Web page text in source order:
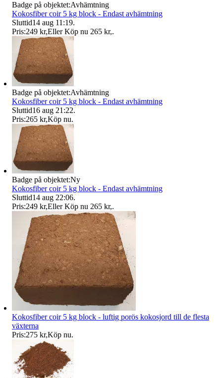
Badge på objektet:Avhämtning
Kokosfiber coir 5 kg block - Endast avhämtning
Sluttid14 aug 11:19.
Pris:249 kr,Eller Köp nu 265 kr,.
Badge på objektet:Avhämtning
Kokosfiber coir 5 kg block - Endast avhämtning
Sluttid16 aug 21:22.
Pris:265 kr,Köp nu.
Badge på objektet:Ny
Kokosfiber coir 5 kg block - Endast avhämtning
Sluttid14 aug 22:06.
Pris:249 kr,Eller Köp nu 265 kr,.
Kokosfiber coir 5 kg block - luftig porös kokosjord till de flesta
växterna
Pris:275 kr,Köp nu.